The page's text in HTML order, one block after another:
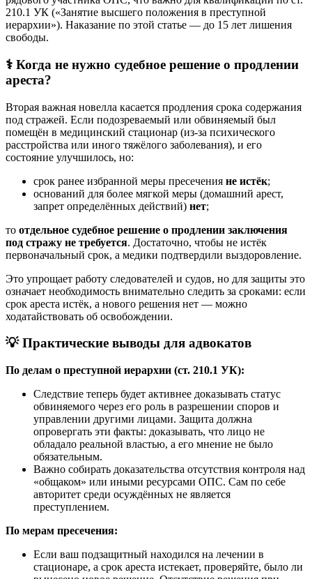
210.1 УК («Занятие высшего положения в преступной
иерархии»). Наказание по этой статье — до 15 лет лишения
свободы.
⚕️ Когда не нужно судебное решение о продлении
ареста?
Вторая важная новелла касается продления срока содержания
под стражей. Если подозреваемый или обвиняемый был
помещён в медицинский стационар (из-за психического
расстройства или иного тяжёлого заболевания), и его
состояние улучшилось, но:
срок ранее избранной меры пресечения не истёк;
оснований для более мягкой меры (домашний арест,
запрет определённых действий) нет;
то отдельное судебное решение о продлении заключения
под стражу не требуется. Достаточно, чтобы не истёк
первоначальный срок, а медики подтвердили выздоровление.
Это упрощает работу следователей и судов, но для защиты это
означает необходимость внимательно следить за сроками: если
срок ареста истёк, а нового решения нет — можно
ходатайствовать об освобождении.
💡Практические выводы для адвокатов
По делам о преступной иерархии (ст. 210.1 УК):
Следствие теперь будет активнее доказывать статус
обвиняемого через его роль в разрешении споров и
управлении другими лицами. Защита должна
опровергать эти факты: доказывать, что лицо не
обладало реальной властью, а его мнение не было
обязательным.
Важно собирать доказательства отсутствия контроля над
«общаком» или иными ресурсами ОПС. Сам по себе
авторитет среди осуждённых не является
преступлением.
По мерам пресечения:
Если ваш подзащитный находился на лечении в
стационаре, а срок ареста истекает, проверяйте, было ли